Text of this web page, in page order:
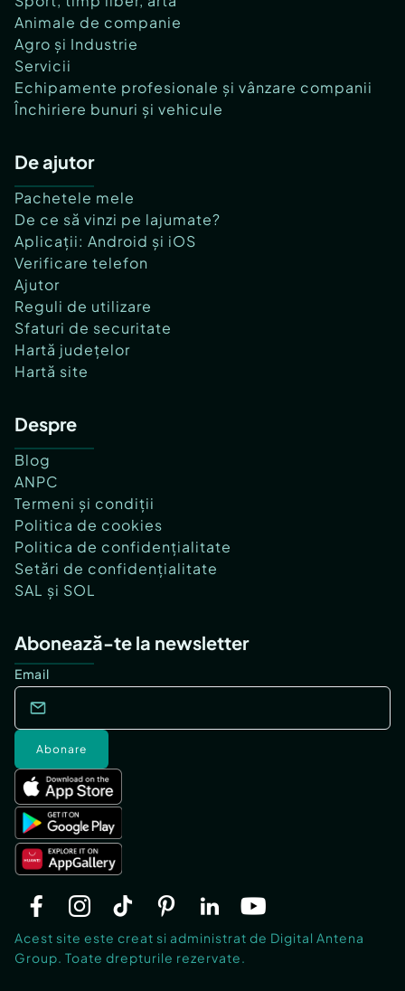
Animale de companie
Agro și Industrie
Servicii
Echipamente profesionale și vânzare companii
Închiriere bunuri și vehicule
De ajutor
Pachetele mele
De ce să vinzi pe lajumate?
Aplicații: Android și iOS
Verificare telefon
Ajutor
Reguli de utilizare
Sfaturi de securitate
Hartă județelor
Hartă site
Despre
Blog
ANPC
Termeni și condiții
Politica de cookies
Politica de confidențialitate
Setări de confidențialitate
SAL și SOL
Abonează-te la newsletter
Email
Abonare
Acest site este creat si administrat de Digital Antena
Group. Toate drepturile rezervate.